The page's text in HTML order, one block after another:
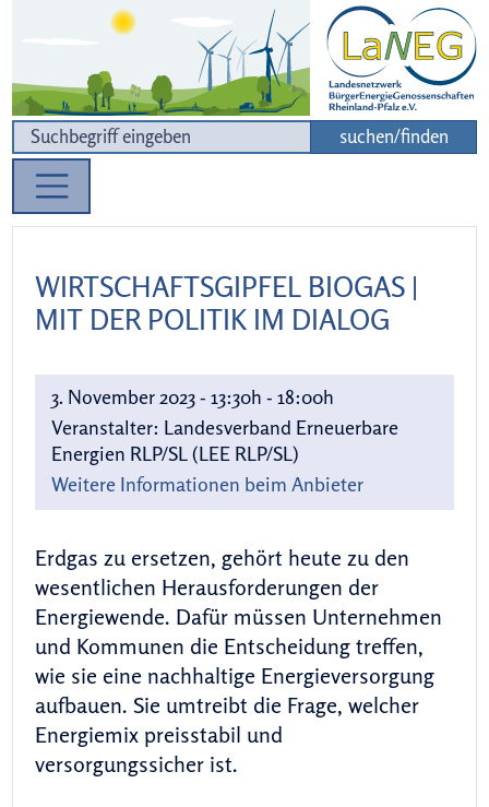
Zur Navigation
Zum Inhalt
suchen/finden
WIRTSCHAFTSGIPFEL BIOGAS |
MIT DER POLITIK IM DIALOG
3. November 2023 - 13:30h - 18:00h
Veranstalter: Landesverband Erneuerbare
Energien RLP/SL (LEE RLP/SL)
Weitere Informationen beim Anbieter
Erdgas zu ersetzen, gehört heute zu den
wesentlichen Herausforderungen der
Energiewende. Dafür müssen Unternehmen
und Kommunen die Entscheidung treffen,
wie sie eine nachhaltige Energieversorgung
aufbauen. Sie umtreibt die Frage, welcher
Energiemix preisstabil und
versorgungssicher ist.